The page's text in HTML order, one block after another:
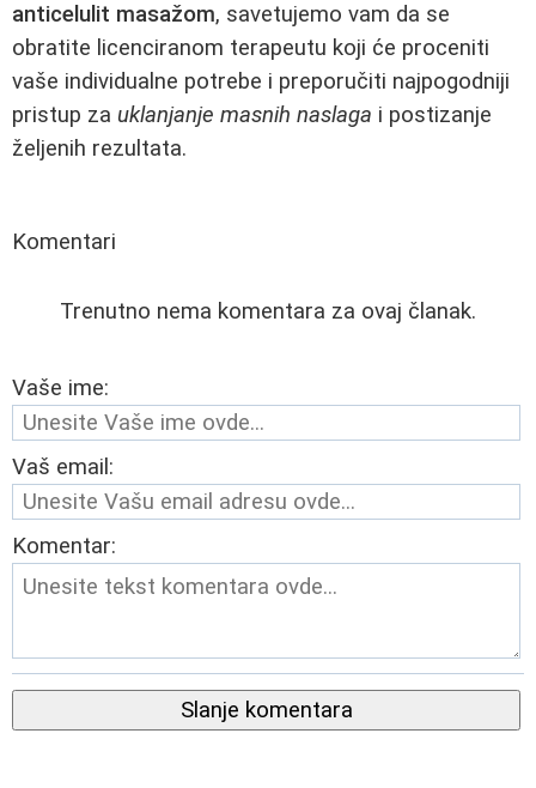
anticelulit masažom, savetujemo vam da se
obratite licenciranom terapeutu koji će proceniti
vaše individualne potrebe i preporučiti najpogodniji
pristup za uklanjanje masnih naslaga i postizanje
željenih rezultata.
Komentari
Trenutno nema komentara za ovaj članak.
Vaše ime:
Vaš email:
Komentar:
Slanje komentara